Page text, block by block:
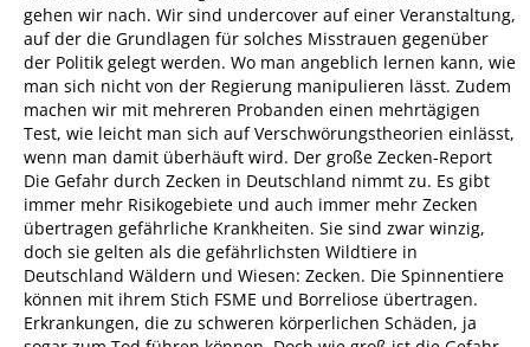
gehen wir nach. Wir sind undercover auf einer Veranstaltung,
auf der die Grundlagen für solches Misstrauen gegenüber
der Politik gelegt werden. Wo man angeblich lernen kann, wie
man sich nicht von der Regierung manipulieren lässt. Zudem
machen wir mit mehreren Probanden einen mehrtägigen
Test, wie leicht man sich auf Verschwörungstheorien einlässt,
wenn man damit überhäuft wird. Der große Zecken-Report
Die Gefahr durch Zecken in Deutschland nimmt zu. Es gibt
immer mehr Risikogebiete und auch immer mehr Zecken
übertragen gefährliche Krankheiten. Sie sind zwar winzig,
doch sie gelten als die gefährlichsten Wildtiere in
Deutschland Wäldern und Wiesen: Zecken. Die Spinnentiere
können mit ihrem Stich FSME und Borreliose übertragen.
Erkrankungen, die zu schweren körperlichen Schäden, ja